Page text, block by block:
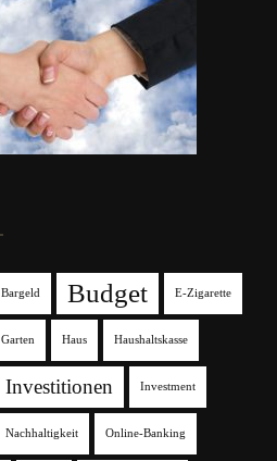
Bargeld Budget E-Zigarette
Garten Haus Haushaltskasse
Investitionen Investment
Nachhaltigkeit Online-Banking